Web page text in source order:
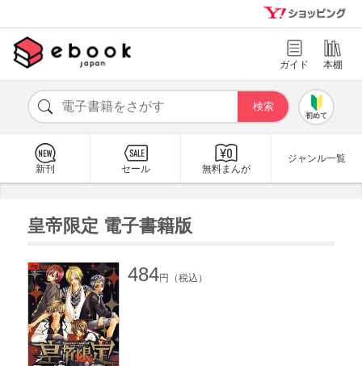
ガイド 本棚
初めて
新刊 セール 無料まんが
ジャンル一覧
皇帝限定 電子書籍版
484円（税込）